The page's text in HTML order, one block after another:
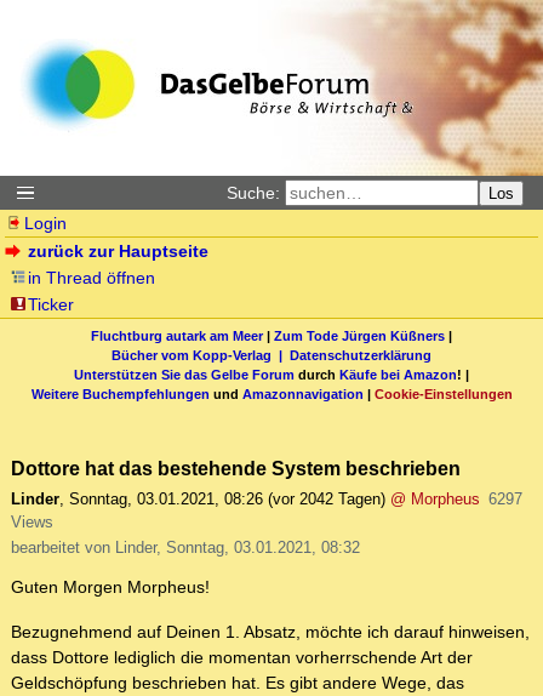
Suche: Los
Login
zurück zur Hauptseite
in Thread öffnen
Ticker
Fluchtburg autark am Meer| Zum Tode Jürgen Küßners |
Bücher vom Kopp-Verlag | Datenschutzerklärung
Unterstützen Sie das Gelbe Forum durch Käufe bei Amazon! |
Weitere Buchempfehlungen und Amazonnavigation | Cookie-Einstellungen
Dottore hat das bestehende System beschrieben
Linder, Sonntag, 03.01.2021, 08:26 (vor 2042 Tagen) @ Morpheus 6297
Views
bearbeitet von Linder, Sonntag, 03.01.2021, 08:32
Guten Morgen Morpheus!
Bezugnehmend auf Deinen 1. Absatz, möchte ich darauf hinweisen,
dass Dottore lediglich die momentan vorherrschende Art der
Geldschöpfung beschrieben hat. Es gibt andere Wege, das